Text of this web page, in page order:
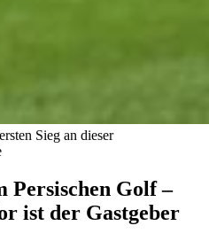
Sieg an dieser
Persischen Golf –
ist der Gastgeber